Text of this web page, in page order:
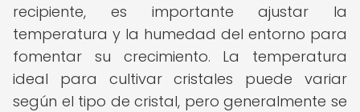
recipiente, es importante ajustar la
temperatura y la humedad del entorno para
fomentar su crecimiento. La temperatura
ideal para cultivar cristales puede variar
según el tipo de cristal, pero generalmente se